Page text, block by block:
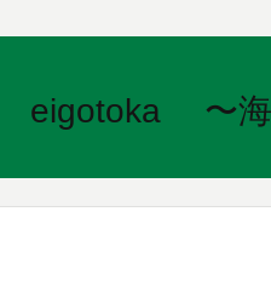
eigotoka 〜海